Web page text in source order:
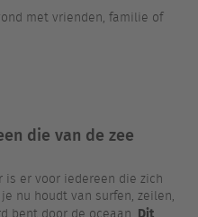
met vrienden, familie of
die van de zee
is er voor iedereen die zich
nu houdt van surfen, zeilen,
Dit